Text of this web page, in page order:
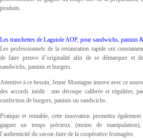
produits.
Les tranchettes de Laguiole AOP, pour sandwichs, paninis
Les professionnels de la restauration rapide ont
de faire preuve d’originalité afin de se démarquer et
sandwichs, paninis et burgers.
Attentive à ce besoin, Jeune Montagne innove avec ce
des accords inédit : une découpe calibrée et régulière,
confection de burgers, paninis ou sandwichs.
Pratique et rentable, cette innovation permettra
gagner un temps précieux (moins de
l’authenticité du savoir-faire de la coopérative fromagère.